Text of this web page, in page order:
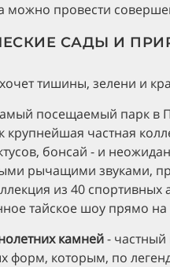
можно провести
САДЫ И
тишины, зелени и
посещаемый парк в
крупнейшая частная
бонсай - и
рычащими звуками,
из 40
тайское шоу прямо на
камней-
форм, которым, по